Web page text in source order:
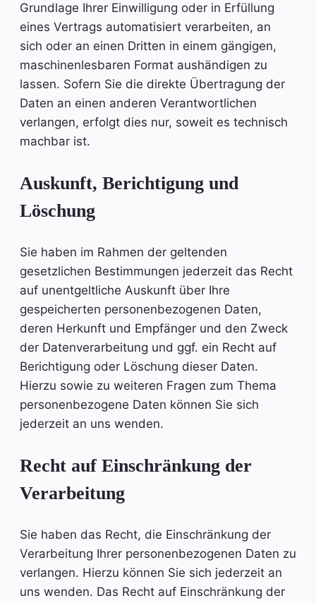
Grundlage Ihrer Einwilligung oder in Erfüllung
eines Vertrags automatisiert verarbeiten, an
sich oder an einen Dritten in einem gängigen,
maschinenlesbaren Format aushändigen zu
lassen. Sofern Sie die direkte Übertragung der
Daten an einen anderen Verantwortlichen
verlangen, erfolgt dies nur, soweit es technisch
machbar ist.
Auskunft, Berichtigung und
Löschung
Sie haben im Rahmen der geltenden
gesetzlichen Bestimmungen jederzeit das Recht
auf unentgeltliche Auskunft über Ihre
gespeicherten personenbezogenen Daten,
deren Herkunft und Empfänger und den Zweck
der Datenverarbeitung und ggf. ein Recht auf
Berichtigung oder Löschung dieser Daten.
Hierzu sowie zu weiteren Fragen zum Thema
personenbezogene Daten können Sie sich
jederzeit an uns wenden.
Recht auf Einschränkung der
Verarbeitung
Sie haben das Recht, die Einschränkung der
Verarbeitung Ihrer personenbezogenen Daten zu
verlangen. Hierzu können Sie sich jederzeit an
uns wenden. Das Recht auf Einschränkung der